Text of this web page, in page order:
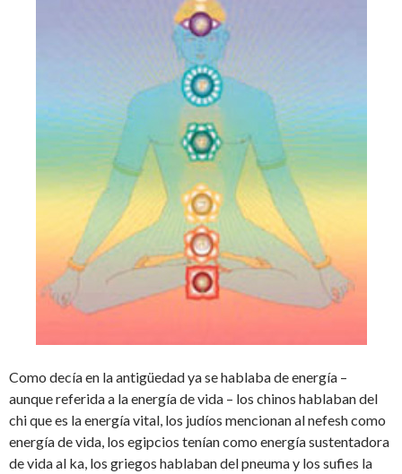
Como decía en la antigüedad ya se hablaba de energía –
aunque referida a la energía de vida – los chinos hablaban del
chi que es la energía vital, los judíos mencionan al nefesh como
energía de vida, los egipcios tenían como energía sustentadora
de vida al ka, los griegos hablaban del pneuma y los sufies la